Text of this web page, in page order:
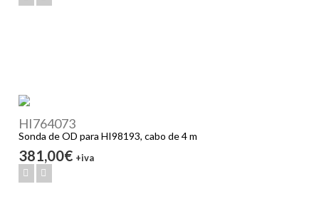
HI764073
Sonda de OD para HI98193, cabo de 4 m
381,00€ +iva